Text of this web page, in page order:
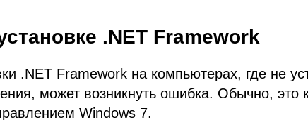
.NET Framework
.NET Framework на компьютерах, где не
может возникнуть ошибка. Обычно, это
Windows 7.